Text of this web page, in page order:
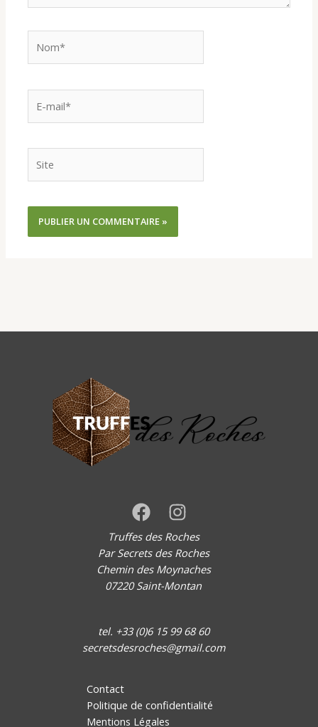
mail*
Truffes des Roches
Par Secrets des Roches
Chemin des Moynaches
07220 Saint-Montan
tel. +33 (0)6 15 99 68 60
secretsdesroches@gmail.com
Contact
Politique de confidentialité
Mentions Légales